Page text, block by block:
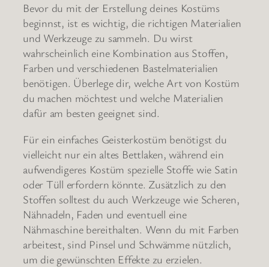
Bevor du mit der Erstellung deines Kostüms
beginnst, ist es wichtig, die richtigen Materialien
und Werkzeuge zu sammeln. Du wirst
wahrscheinlich eine Kombination aus Stoffen,
Farben und verschiedenen Bastelmaterialien
benötigen. Überlege dir, welche Art von Kostüm
du machen möchtest und welche Materialien
dafür am besten geeignet sind.
Für ein einfaches Geisterkostüm benötigst du
vielleicht nur ein altes Bettlaken, während ein
aufwendigeres Kostüm spezielle Stoffe wie Satin
oder Tüll erfordern könnte. Zusätzlich zu den
Stoffen solltest du auch Werkzeuge wie Scheren,
Nähnadeln, Faden und eventuell eine
Nähmaschine bereithalten. Wenn du mit Farben
arbeitest, sind Pinsel und Schwämme nützlich,
um die gewünschten Effekte zu erzielen.